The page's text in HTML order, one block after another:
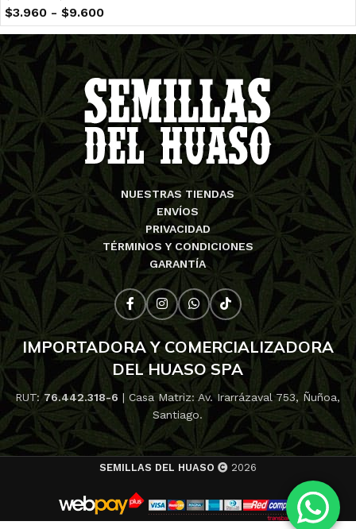
$3.960 - $9.600
NUESTRAS TIENDAS
ENVÍOS
PRIVACIDAD
TÉRMINOS Y CONDICIONES
GARANTÍA
IMPORTADORA Y COMERCIALIZADORA
DEL HUASO SPA
RUT:76.442.318-6 | Casa Matriz: Av. Irarrázaval 753, Ñuñoa,
Santiago.
SEMILLAS DEL HUASO 2026
$8.000